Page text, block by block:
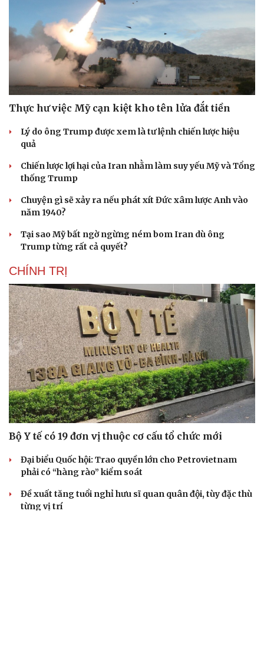
Thực hư việc Mỹ cạn kiệt kho tên lửa đắt tiền
Lý do ông Trump được xem là tư lệnh chiến lược hiệu
quả
Chiến lược lợi hại của Iran nhằm làm suy yếu Mỹ và Tổng
thống Trump
Chuyện gì sẽ xảy ra nếu phát xít Đức xâm lược Anh vào
năm 1940?
Tại sao Mỹ bất ngờ ngừng ném bom Iran dù ông
Trump từng rất cả quyết?
CHÍNH TRỊ
Bộ Y tế có 19 đơn vị thuộc cơ cấu tổ chức mới
Đại biểu Quốc hội: Trao quyền lớn cho Petrovietnam
phải có “hàng rào” kiểm soát
Đề xuất tăng tuổi nghỉ hưu sĩ quan quân đội, tùy đặc thù
từng vị trí